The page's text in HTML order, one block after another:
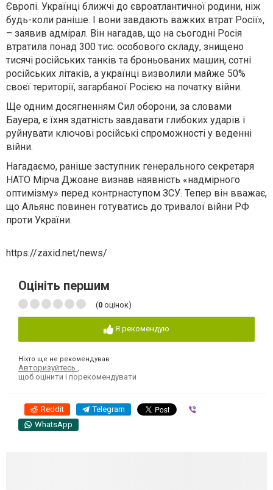
Європі. Українці ближчі до євроатлантичної родини, ніж
будь-коли раніше. І вони завдають важких втрат Росії»,
– заявив адмірал. Він нагадав, що на сьогодні Росія
втратила понад 300 тис. особового складу, знищено
тисячі російських танків та броньованих машин, сотні
російських літаків, а українці визволили майже 50%
своєї території, загарбаної Росією на початку війни.
Ще одним досягненням Сил оборони, за словами
Бауера, є їхня здатність завдавати глибоких ударів і
руйнувати ключові російські спроможності у веденні
війни.
Нагадаємо, раніше заступник генерального секретаря
НАТО Мірча Джоане визнав наявність «надмірного
оптимізму» перед контрнаступом ЗСУ. Тепер він вважає,
що Альянс повинен готуватись до тривалої війни РФ
проти України.
https://zaxid.net/news/
Оцініть першим
(0 оцінок)
Я рекомендую
Ніхто ще не рекомендував
Авторизуйтесь
щоб оцінити і порекомендувати
Reddit Telegram
WhatsApp